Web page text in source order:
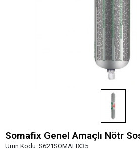
Somafix Genel Amaçlı Nötr
Ürün Kodu: S621SOMAFIX35